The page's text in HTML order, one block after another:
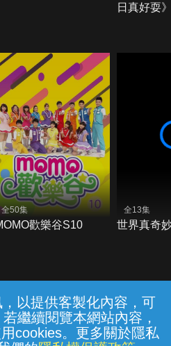
以提供客製化內容，可
繼續閱覽本網站內容，
cookies。更多關於隱私
日真好耍
全50集
歡樂谷S10
全13集
世界真奇
服務條款 隱私權保護
{{notifyMsg}}